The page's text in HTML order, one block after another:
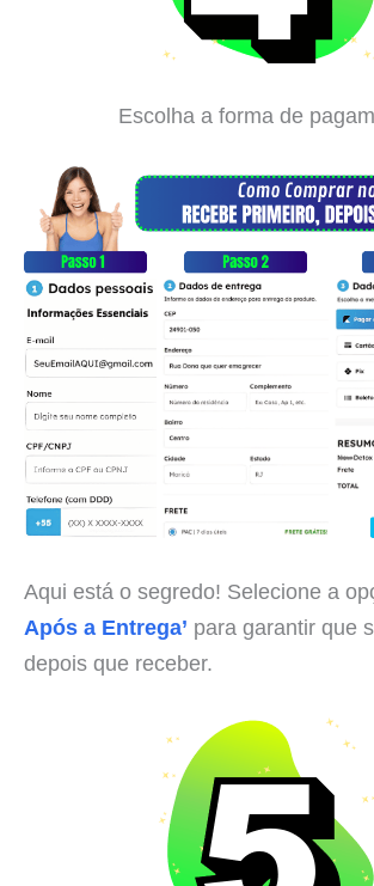
Escolha a forma de
Aqui está o segredo! Selecione a
Após a Entrega’ para garantir que
depois que receber.